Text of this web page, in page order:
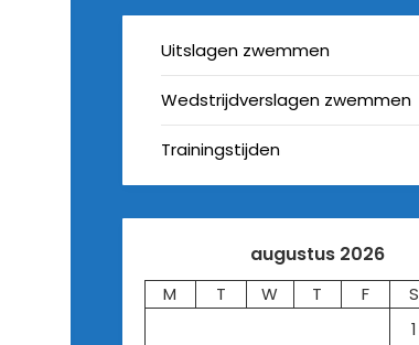
Uitslagen zwemmen
Wedstrijdverslagen zwemmen
Trainingstijden
augustus 2026
M T W T F S
1